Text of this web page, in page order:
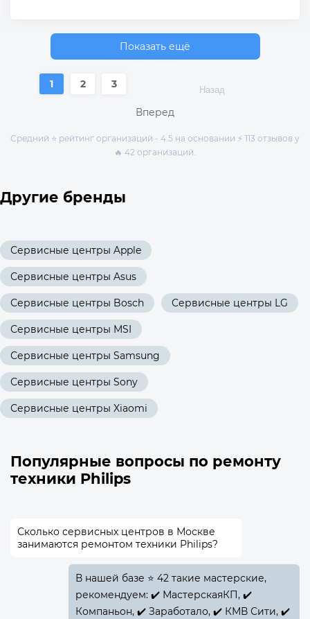
Показать ещё
Назад
1 2 3
Вперед
Средний ⭐ рейтинг организаций - 4.5 на основании ⚡ 113 отзывов у
🔥 42 организаций.
Другие бренды
Сервисные центры Apple
Сервисные центры Asus
Сервисные центры Bosch Сервисные центры LG
Сервисные центры MSI
Сервисные центры Samsung
Сервисные центры Sony
Сервисные центры Xiaomi
Популярные вопросы по ремонту
техники Philips
Сколько сервисных центров в Москве
занимаются ремонтом техники Philips?
В нашей базе ⭐ 42 такие мастерские,
рекомендуем: ✔️ МастерскаяКП, ✔️
Компаньон, ✔️ Заработало, ✔️ КМВ Сити, ✔️